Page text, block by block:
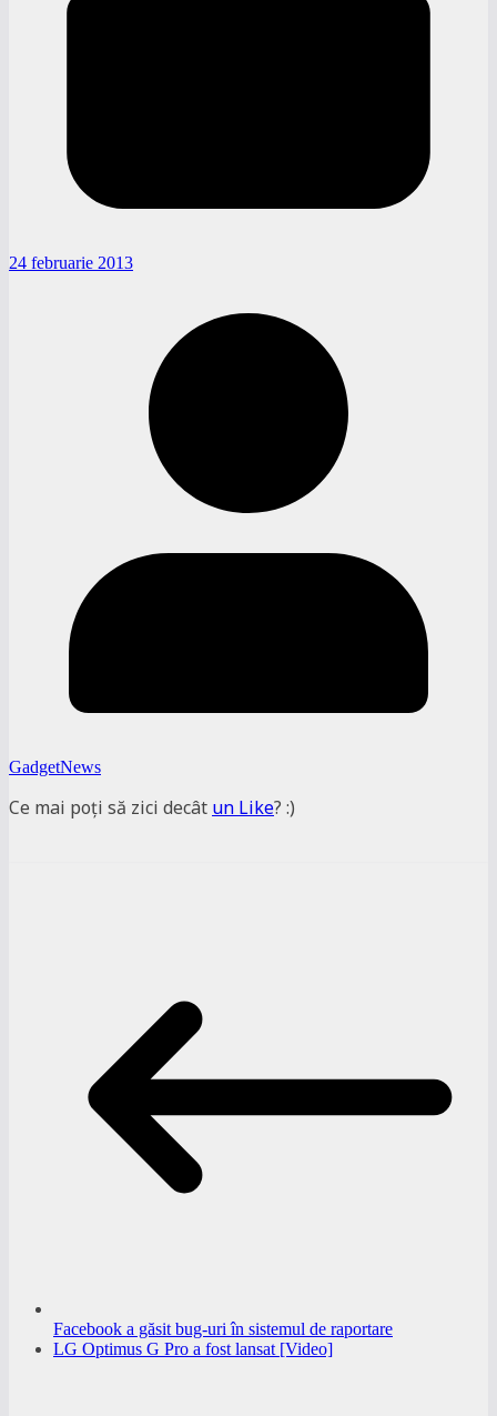
24 februarie 2013
GadgetNews
Ce mai poți să zici decât un Like? :)
Facebook a găsit bug-uri în sistemul de raportare
LG Optimus G Pro a fost lansat [Video]